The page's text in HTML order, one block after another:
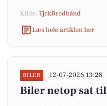
Kilde: TjekBredbånd
Læs hele artiklen her
BILER 12-07-2026 13:28
Biler netop sat